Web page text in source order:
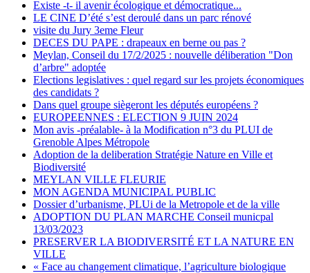
Existe -t- il avenir écologique et démocratique...
LE CINE D’été s’est deroulé dans un parc rénové
visite du Jury 3eme Fleur
DECES DU PAPE : drapeaux en berne ou pas ?
Meylan, Conseil du 17/2/2025 : nouvelle déliberation "Don
d’arbre" adoptée
Elections legislatives : quel regard sur les projets économiques
des candidats ?
Dans quel groupe siègeront les députés européens ?
EUROPEENNES : ELECTION 9 JUIN 2024
Mon avis -préalable- à la Modification n°3 du PLUI de
Grenoble Alpes Métropole
Adoption de la deliberation Stratégie Nature en Ville et
Biodiversité
MEYLAN VILLE FLEURIE
MON AGENDA MUNICIPAL PUBLIC
Dossier d’urbanisme, PLUi de la Metropole et de la ville
ADOPTION DU PLAN MARCHE Conseil municpal
13/03/2023
PRESERVER LA BIODIVERSITÉ ET LA NATURE EN
VILLE
« Face au changement climatique, l’agriculture biologique